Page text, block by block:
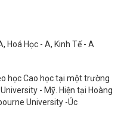
Hoá Học - A, Kinh Tế - A
học Cao học tại một trường
- Mỹ. Hiện tại Hoàng
University -Úc